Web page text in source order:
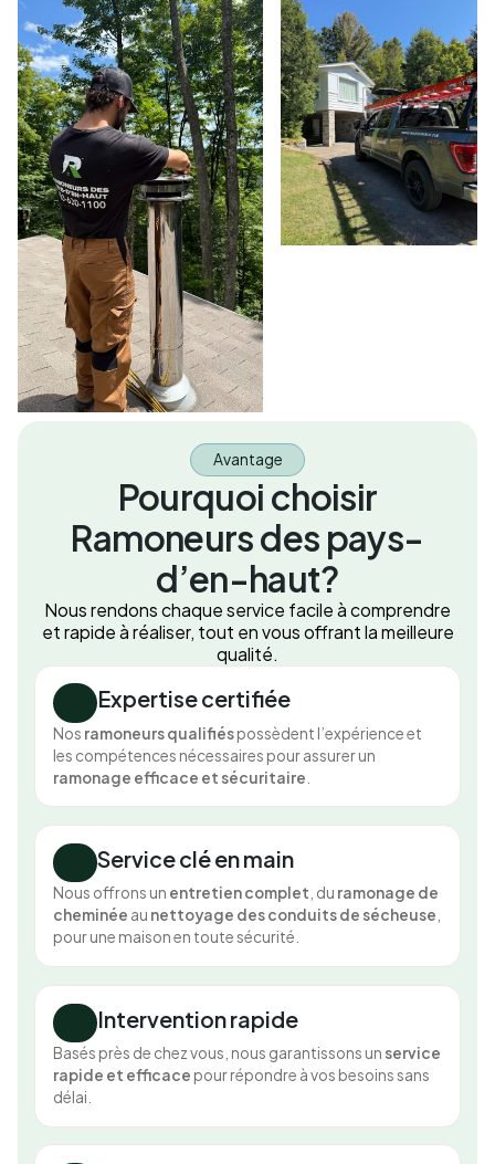
Avantage
Pourquoi choisir
Ramoneurs des pays-
d’en-haut?
Nous rendons chaque service facile à comprendre
et rapide à réaliser, tout en vous offrant la meilleure
qualité.
Expertise certifiée
Nos ramoneurs qualifiéspossèdent l’expérience et
les compétences nécessaires pour assurer un
ramonage efficace et sécuritaire
Service clé en main
Nous offrons un entretien complet , du ramonage de
cheminée au nettoyage des conduits de sécheuse
pour une maison en toute sécurité.
Intervention rapide
Basés près de chez vous, nous garantissons un service
rapide et efficace pour répondre à vos besoins sans
délai.